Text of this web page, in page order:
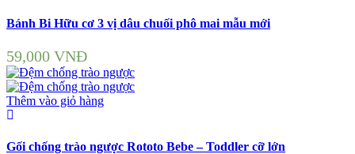
Bánh Bi Hữu cơ 3 vị dâu chuối phô mai mẫu mới
59,000 VNĐ
Thêm vào giỏ hàng
Gối chống trào ngược Rototo Bebe – Toddler cỡ lớn